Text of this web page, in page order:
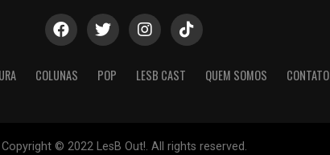
COLUNAS POP LESB CAST QUEM SOMOS CONTATO
Copyright © 2022 LesB Out!. All rights reserved.